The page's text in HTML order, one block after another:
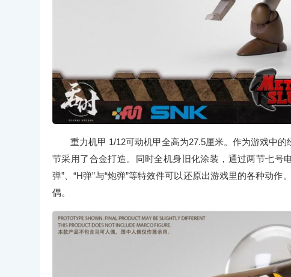
重力机甲 1/12可动机甲全高为27.5厘米。作为游戏中的
节采用了合金打造。同时全机身旧化涂装，通过两节七号
弹”、“H弹”与“炮弹”等特效件可以还原出游戏里的各种动
偶。